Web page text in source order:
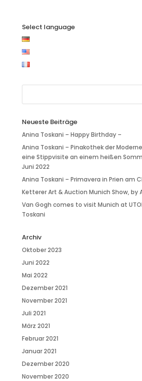
Select language
Neueste Beiträge
Anina Toskani – Happy Birthday –
Anina Toskani – Pinakothek der
eine Stippvisite an einem heißen
Juni 2022
Anina Toskani – Primavera in Prien am
Ketterer Art & Auction Munich Show, by
Van Gogh comes to visit Munich at
Toskani
Archiv
Oktober 2023
Juni 2022
Mai 2022
Dezember 2021
November 2021
Juli 2021
März 2021
Februar 2021
Januar 2021
Dezember 2020
November 2020